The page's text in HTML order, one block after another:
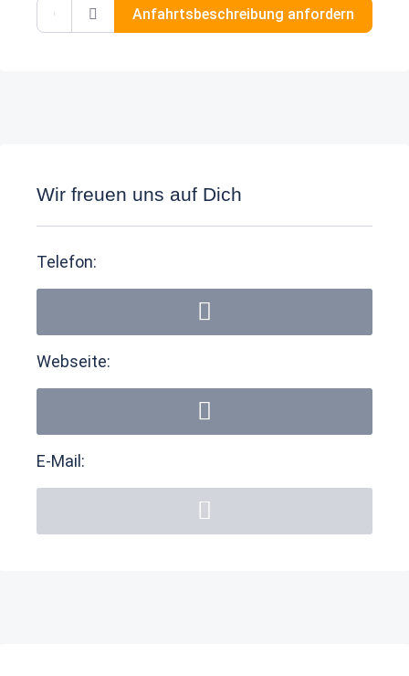
Gib deinen Standort ein.
Anfahrtsbeschreibung anfordern
Wir freuen uns auf Dich
Telefon:
Webseite:
E-Mail: